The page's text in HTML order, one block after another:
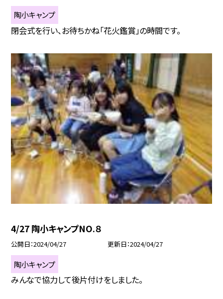
陶小キャンプ
閉会式を行い、お待ちかね「花火鑑賞」の時間です。
4/27 陶小キャンプNO.８
公開日 2024/04/27 更新日 2024/04/27
陶小キャンプ
みんなで協力して後片付けをしました。